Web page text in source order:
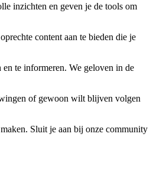
inzichten en geven je de tools om
content aan te bieden die je
te informeren. We geloven in de
of gewoon wilt blijven volgen
Sluit je aan bij onze community